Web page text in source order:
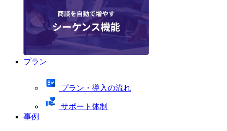
プラン
プラン・導入の流れ
サポート体制
事例